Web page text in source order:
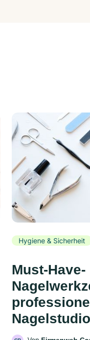
Hygiene & Sicherheit
Must-Have-
Nagelstudio